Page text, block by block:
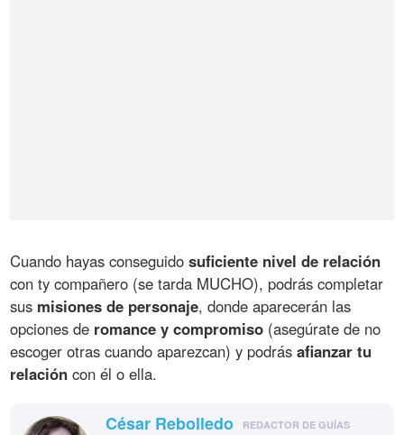
Cuando hayas conseguidosuficiente nivel de relación
con ty compañero (se tarda MUCHO), podrás completar
sus misiones de personaje, donde aparecerán las
opciones de romance y compromiso (asegúrate de no
escoger otras cuando aparezcan) y podrásafianzar tu
relación con él o ella.
César Rebolledo REDACTOR DE GUÍAS